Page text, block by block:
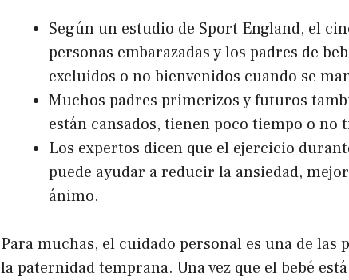
Según un estudio de Sport England, el
personas embarazadas y los padres de
excluidos o no bienvenidos cuando se
Muchos padres primerizos y futuros
están cansados, tienen poco tiempo o
Los expertos dicen que el ejercicio
puede ayudar a reducir la ansiedad,
ánimo.
Para muchas, el cuidado personal es una de
la paternidad temprana. Una vez que el bebé